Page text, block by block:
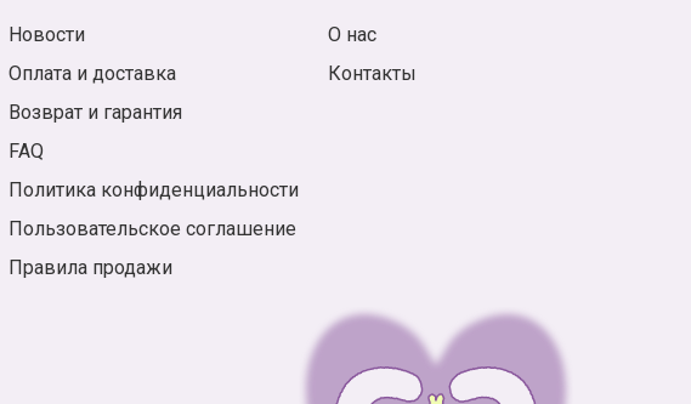
Новости
Оплата и доставка
Возврат и гарантия
FAQ
Политика конфиденциальности
Пользовательское соглашение
Правила продажи
О нас
Контакты